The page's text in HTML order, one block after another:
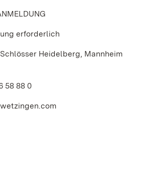
erforderlich
Heidelberg, Mannheim
58 88 0